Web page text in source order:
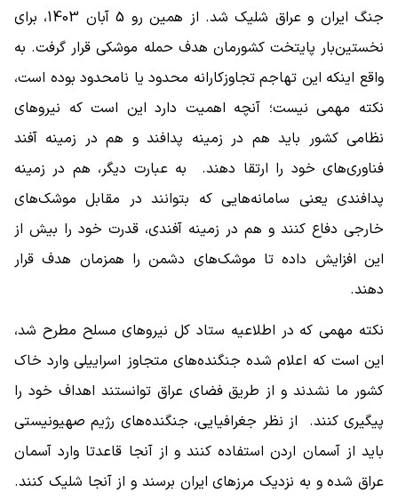
جنگ ایران و عراق شلیک شد. از همین رو 5 آبان 1403، برای
نخستین‌بار پایتخت کشورمان هدف حمله موشکی قرار گرفت. به
واقع اینکه این تهاجم تجاوزکارانه محدود یا نامحدود بوده است،
نکته مهمی نیست؛ آنچه اهمیت دارد این است که نیروهای
نظامی کشور باید هم در زمینه پدافند و هم در زمینه آفند
فناوری‌های خود را ارتقا دهند. به عبارت دیگر، هم در زمینه
پدافندی یعنی سامانه‌هایی که بتوانند در مقابل موشک‌‌های
خارجی دفاع کنند و هم در زمینه آفندی، قدرت خود را بیش از
این افزایش داده تا موشک‌‌های دشمن را همزمان هدف قرار
دهند.
نکته مهمی که در اطلاعیه ستاد کل نیروهای مسلح مطرح شد،
این است که اعلام شده جنگنده‌های متجاوز اسراییلی وارد خاک
کشور ما نشدند و از طریق فضای عراق توانستند اهداف خود را
پیگیری کنند. از نظر جغرافیایی، جنگنده‌های رژیم صهیونیستی
باید از آسمان اردن استفاده کنند و از آنجا قاعدتا وارد آسمان
عراق شده و به نزدیک مرزهای ایران برسند و از آنجا شلیک کنند.